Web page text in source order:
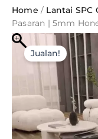
Home / Lantai SPC
Pasaran | 5mm
Jualan!
SPC
Tebal
5mm
Terbaik
Pasaran
|
5mm
Honey